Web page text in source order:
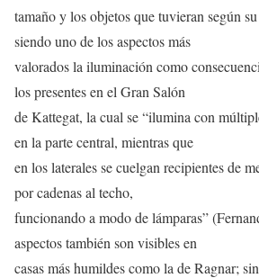
tamaño y los objetos que tuvieran según
siendo uno de los aspectos más
valorados la iluminación como
los presentes en el Gran Salón
de Kattegat, la cual se “ilumina con
en la parte central, mientras que
en los laterales se cuelgan recipientes de
por cadenas al techo,
funcionando a modo de lámparas”
aspectos también son visibles en
casas más humildes como la de Ragnar;